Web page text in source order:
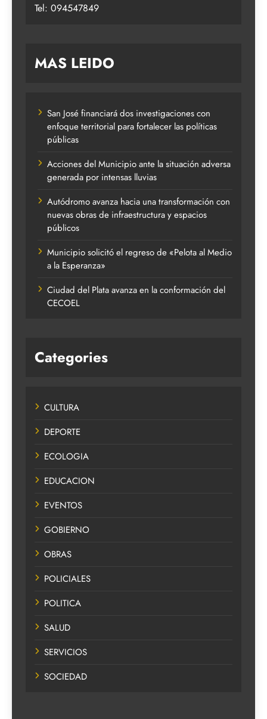
Tel: 094547849
MAS LEIDO
San José financiará dos investigaciones con
enfoque territorial para fortalecer las políticas
públicas
Acciones del Municipio ante la situación adversa
generada por intensas lluvias
Autódromo avanza hacia una transformación con
nuevas obras de infraestructura y espacios
públicos
Municipio solicitó el regreso de «Pelota al Medio
a la Esperanza»
Ciudad del Plata avanza en la conformación del
CECOEL
Categories
CULTURA
DEPORTE
ECOLOGIA
EDUCACION
EVENTOS
GOBIERNO
OBRAS
POLICIALES
POLITICA
SALUD
SERVICIOS
SOCIEDAD